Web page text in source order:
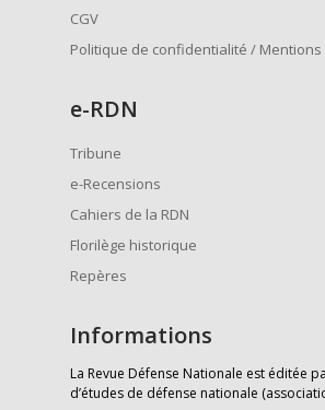
CGV
Politique de confidentialité / Mentions
e-RDN
Tribune
e-Recensions
Cahiers de la RDN
Florilège historique
Repères
Informations
La Revue Défense Nationale est éditée
d’études de défense nationale